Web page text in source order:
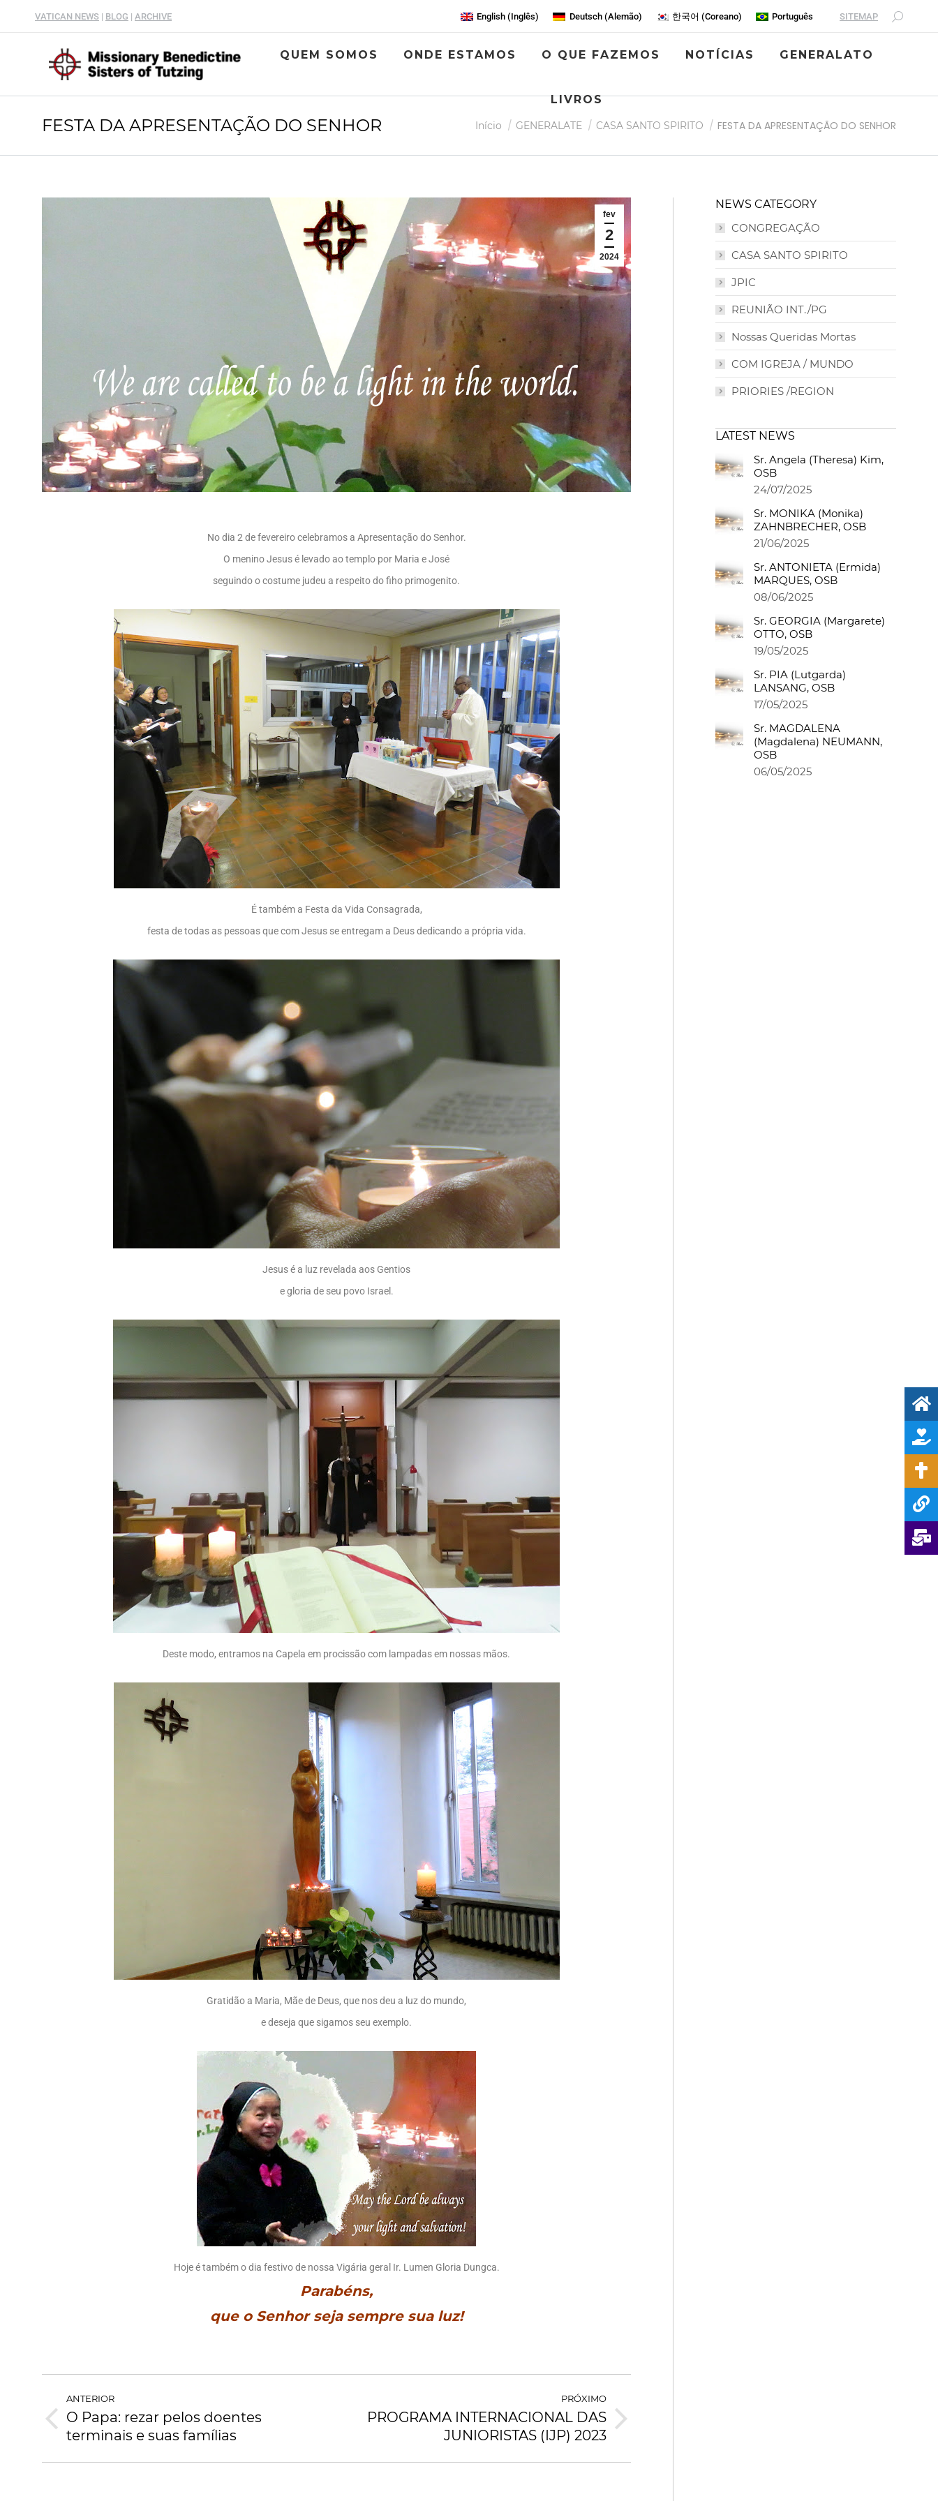
VATICAN NEWS | BLOG | ARCHIVE English (Inglês) Deutsch(Alemão) 한국어 (Coreano) Português SITEMAP
QUEM SOMOS ONDE ESTAMOS O QUE FAZEMOS NOTÍCIAS GENERALATO
LIVROS
FESTA DA APRESENTAÇÃO DO SENHOR Você está aqui:
Início GENERALATE CASA SANTO SPIRITO FESTA DA APRESENTAÇÃO DO SENHOR
fev
2
2024
No dia 2 de fevereiro celebramos a Apresentação do Senhor.
O menino Jesus é levado ao templo por Maria e José
seguindo o costume judeu a respeito do fiho primogenito.
É também a Festa da Vida Consagrada,
festa de todas as pessoas que com Jesus se entregam a Deus dedicando a própria vida.
Jesus é a luz revelada aos Gentios
e gloria de seu povo Israel.
Deste modo, entramos na Capela em procissão com lampadas em nossas mãos.
Gratidão a Maria, Mãe de Deus, que nos deu a luz do mundo,
e deseja que sigamos seu exemplo.
Hoje é também o dia festivo de nossa Vigária geral Ir. Lumen Gloria Dungca.
Parabéns,
que o Senhor seja sempre sua luz!
ANTERIOR
O Papa: rezar pelos doentes
terminais e suas famílias
PRÓXIMO
PROGRAMA INTERNACIONAL DAS
JUNIORISTAS (IJP) 2023
NEWS CATEGORY
CONGREGAÇÃO
CASA SANTO SPIRITO
JPIC
REUNIÃO INT./PG
Nossas Queridas Mortas
COM IGREJA / MUNDO
PRIORIES /REGION
LATEST NEWS
Sr. Angela (Theresa) Kim,
OSB
24/07/2025
Sr. MONIKA (Monika)
ZAHNBRECHER, OSB
21/06/2025
Sr. ANTONIETA (Ermida)
MARQUES, OSB
08/06/2025
Sr. GEORGIA (Margarete)
OTTO, OSB
19/05/2025
Sr. PIA (Lutgarda)
LANSANG, OSB
17/05/2025
Sr. MAGDALENA
(Magdalena) NEUMANN,
OSB
06/05/2025